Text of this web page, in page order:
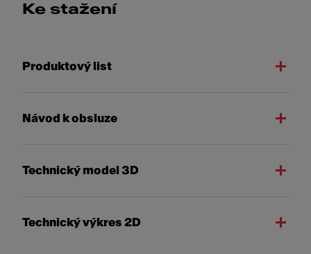
Ke stažení
Produktový list
Návod k obsluze
Technický model 3D
Technický výkres 2D